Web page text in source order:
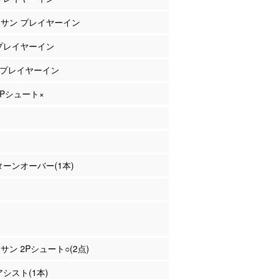
ン プレイヤーイン
イヤーイン
レイヤーイン
シュート×
ンオーバー(1本)
ン 2Pシュート○(2点)
スト(1本)